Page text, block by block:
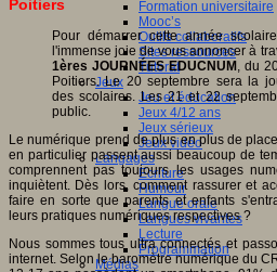
Formation universitaire
Mooc’s
Outils collaboratifs
Sites ressources
Tutorat
Jeux
Jeu et éducation
Jeux 4/12 ans
Jeux sérieux
Jeux vidéo
Langages
Ecriture
Humour
Langue orale
Langues vivantes
Lecture
Programmation
Médias
Poitiers
Pour démarrer cette année
l'immense joie de vous annoncer à
1ères JOURNÉES EDUCNUM , du
Poitiers. Le 20 septembre sera la
des scolaires. Les 21 et 22
public.
Le numérique prend de plus en plus de
en particulier passent aussi beaucoup de
comprennent pas toujours les usages
inquiètent. Dès lors, comment rassurer et
faire en sorte que parents et enfants
leurs pratiques numériques respectives ?
Nous sommes tous ultra connectés et
internet. Selon le baromètre numérique du